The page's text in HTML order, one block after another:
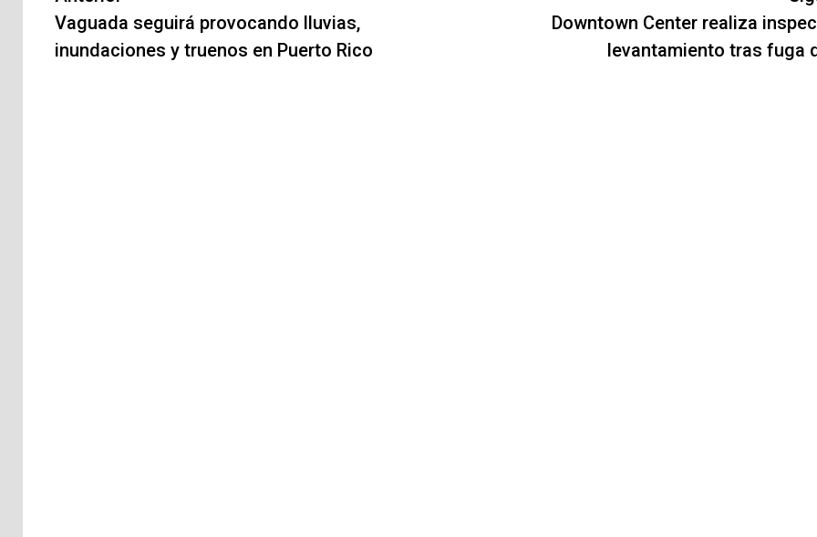
de
entradas
Vaguada seguirá provocando lluvias,
inundaciones y truenos en Puerto Rico
Downtown Center realiza
levantamiento tras fuga